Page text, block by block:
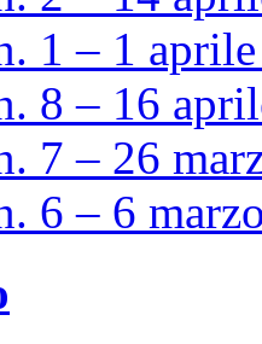
1 – 1
8 – 16
7 – 26
6 – 6